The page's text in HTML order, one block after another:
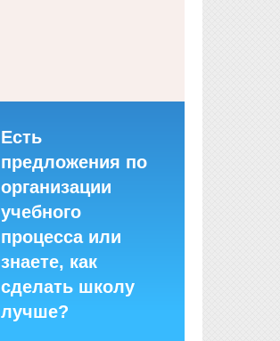
Есть
предложения по
организации
учебного
процесса или
знаете, как
сделать школу
лучше?